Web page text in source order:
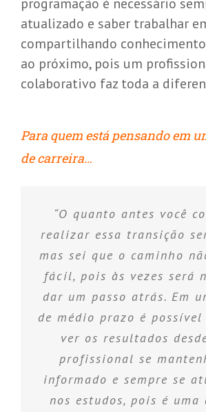
programação é necessário
atualizado e saber trabalhar
compartilhando
ao próximo, pois um
colaborativo faz toda a
Para quem está pensando em
de carreira…
“O quanto antes você
realizar essa transição
mas sei que o caminho
fácil, pois às vezes será
dar um passo atrás. Em
de médio prazo é possível
ver os resultados
profissional se
informado e sempre se
nos estudos, pois é uma